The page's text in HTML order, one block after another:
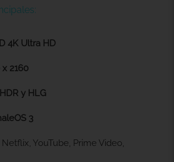
4K Ultra HD
x 2160
HDR y HLG
3
YouTube, Prime Video,